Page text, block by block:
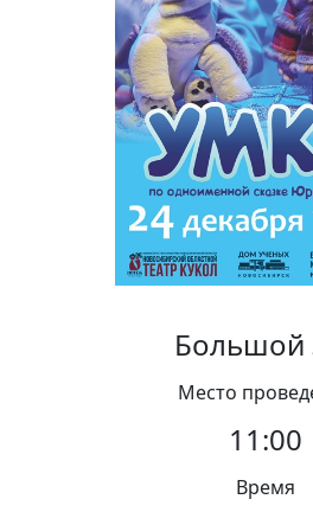
Контакты
Вакансии
Большой
Место
11:00
Время